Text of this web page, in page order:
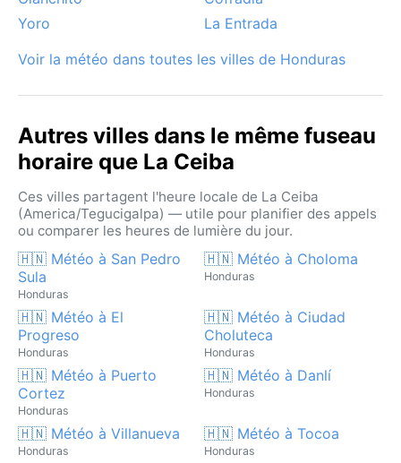
Yoro
La Entrada
Voir la météo dans toutes les villes de Honduras
Autres villes dans le même fuseau
horaire que La Ceiba
Ces villes partagent l'heure locale de La Ceiba
(America/Tegucigalpa) — utile pour planifier des appels
ou comparer les heures de lumière du jour.
🇭🇳 Météo à San Pedro
Sula
Honduras
🇭🇳 Météo à Choloma
Honduras
🇭🇳 Météo à El
Progreso
Honduras
🇭🇳 Météo à Ciudad
Choluteca
Honduras
🇭🇳 Météo à Puerto
Cortez
Honduras
🇭🇳 Météo à Danlí
Honduras
🇭🇳 Météo à Villanueva
Honduras
🇭🇳 Météo à Tocoa
Honduras